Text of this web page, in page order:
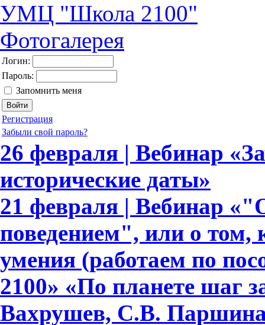
УМЦ "Школа 2100"
Фотогалерея
Логин:
Пароль:
Запомнить меня
Регистрация
Забыли свой пароль?
26 февраля | Вебинар
исторические даты»
21 февраля | Вебинар
поведением", или о том,
умения (работаем по
2100» «По планете шаг
Вахрушев, С.В.